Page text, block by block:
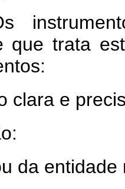
que trata
clara e
da